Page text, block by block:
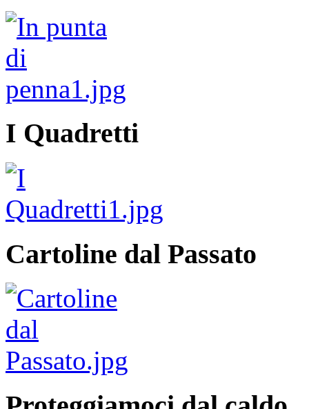
I Quadretti
Cartoline dal Passato